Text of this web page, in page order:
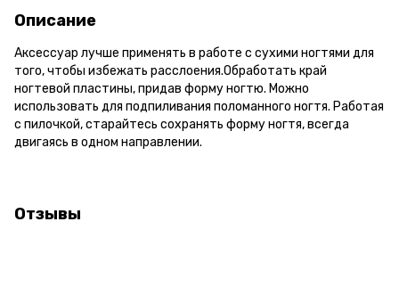
Описание
Аксессуар лучше применять в работе с сухими ногтями для
того, чтобы избежать расслоения.Обработать край
ногтевой пластины, придав форму ногтю. Можно
использовать для подпиливания поломанного ногтя. Работая
с пилочкой, старайтесь сохранять форму ногтя, всегда
двигаясь в одном направлении.
Отзывы